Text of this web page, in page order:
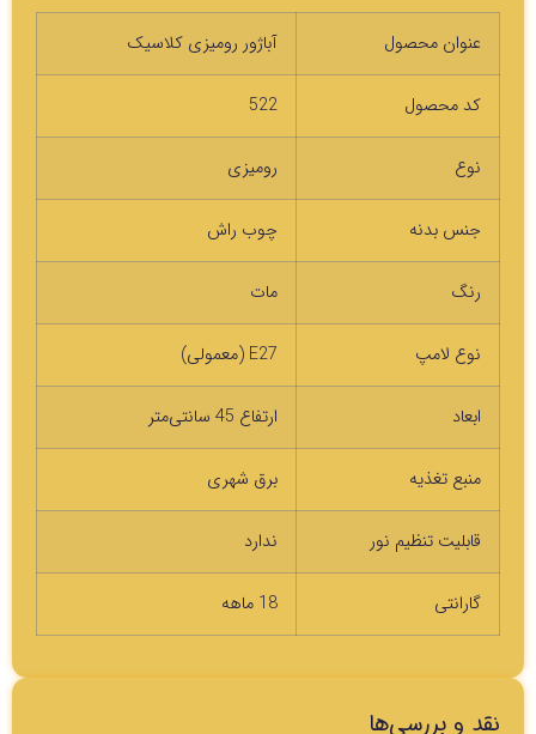
عنوان محصول آباژور رومیزی کلاسیک
کد محصول 522
نوع رومیزی
جنس بدنه چوب راش
رنگ مات
نوع لامپ E27 (معمولی)
ابعاد ارتفاع 45 سانتی‌متر
منبع تغذیه برق شهری
قابلیت تنظیم نور ندارد
گارانتی 18 ماهه
نقد و بررسی‌ها